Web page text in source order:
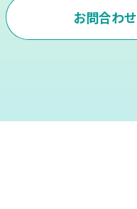
お問合わせ